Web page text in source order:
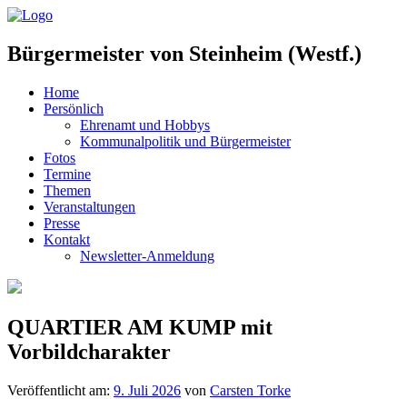
Bürgermeister von Steinheim (Westf.)
Home
Persönlich
Ehrenamt und Hobbys
Kommunalpolitik und Bürgermeister
Fotos
Termine
Themen
Veranstaltungen
Presse
Kontakt
Newsletter-Anmeldung
QUARTIER AM KUMP mit
Vorbildcharakter
Veröffentlicht am: 9. Juli 2026 von Carsten Torke